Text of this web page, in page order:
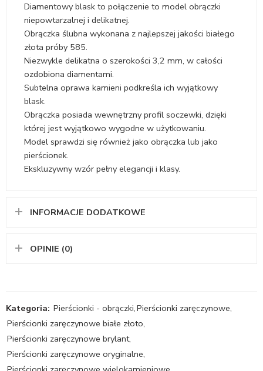
Diamentowy blask to połączenie to model obrączki
niepowtarzalnej i delikatnej.
Obrączka ślubna wykonana z najlepszej jakości białego
złota próby 585.
Niezwykle delikatna o szerokości 3,2 mm, w całości
ozdobiona diamentami.
Subtelna oprawa kamieni podkreśla ich wyjątkowy
blask.
Obrączka posiada wewnętrzny profil soczewki, dzięki
której jest wyjątkowo wygodne w użytkowaniu.
Model sprawdzi się również jako obrączka lub jako
pierścionek.
Ekskluzywny wzór pełny elegancji i klasy.
INFORMACJE DODATKOWE
OPINIE (0)
Kategoria: Pierścionki - obrączki,Pierścionki zaręczynowe,
Pierścionki zaręczynowe białe złoto,
Pierścionki zaręczynowe brylant,
Pierścionki zaręczynowe oryginalne,